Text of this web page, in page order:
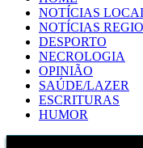
NOTÍCIAS
NOTÍCIAS
DESPORTO
NECROLOGIA
OPINIÃO
SAÚDE/LAZER
ESCRITURAS
HUMOR